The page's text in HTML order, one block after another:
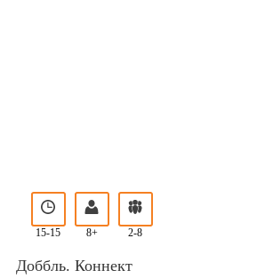
15-15 8+ 2-8
Доббль. Коннект